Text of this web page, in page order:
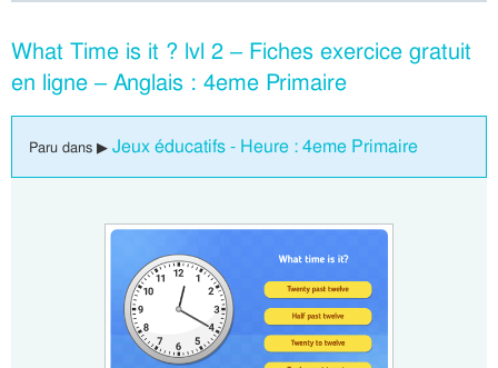
What Time is it ? lvl 2 – Fiches exercice gratuit
en ligne – Anglais : 4eme Primaire
Paru dans ▶ Jeux éducatifs - Heure : 4eme Primaire